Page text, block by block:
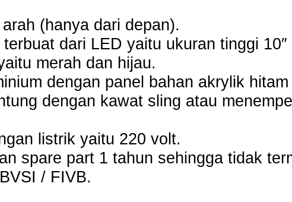
(hanya dari depan).
dari LED yaitu ukuran tinggi
merah dan hijau.
dengan panel bahan akrylik
dengan kawat sling atau
listrik yaitu 220 volt.
spare part 1 tahun sehingga tidak
/ FIVB.